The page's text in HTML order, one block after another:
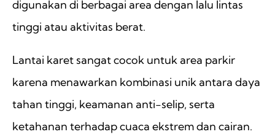
digunakan di berbagai area dengan lalu lintas
tinggi atau aktivitas berat.
Lantai karet sangat cocok untuk area parkir
karena menawarkan kombinasi unik antara daya
tahan tinggi, keamanan anti-selip, serta
ketahanan terhadap cuaca ekstrem dan cairan.